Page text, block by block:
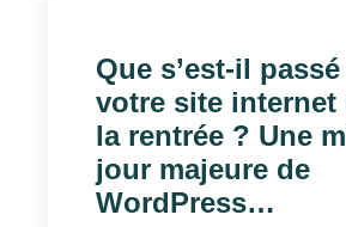
Que s’est-il
votre site internet
la rentrée ? Une
jour majeure de
WordPress…